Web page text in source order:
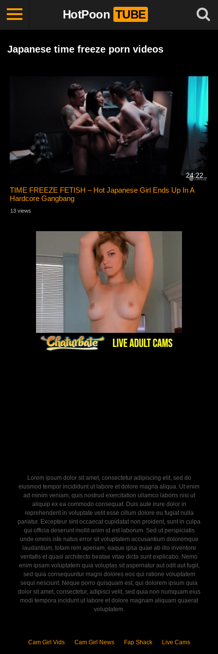
HotPoon TUBE
Japanese time freeze porn videos
24:22
TIME FREEZE FETISH – Hot Japanese Girl Ends Up In A
Hardcore Gangbang
13 views
Lorem ipsum dolor sit amet, consectetur adipiscing elit, sed do
eiusmod tempor incididunt ut labore et dolore magna aliqua. Ut enim
ad minim veniam, quis nostrud exercitation ullamco laboris nisi ut
aliquip ex ea commodo consequat. Duis aute irure dolor in
reprehenderit in voluptate velit esse cillum dolore eu fugiat nulla
pariatur. Excepteur sint occaecat cupidatat non proident, sunt in culpa
qui officia deserunt mollit anim id est laborum. Sed ut perspiciatis
unde omnis iste natus error sit voluptatem accusantium doloremque
laudantium, totam rem aperiam, eaque ipsa quae ab illo inventore
veritatis et quasi architecto beatae vitae dicta sunt explicabo. Nemo
enim ipsam voluptatem quia voluptas sit aspernatur aut odit aut fugit,
sed quia consequuntur magni dolores eos qui ratione voluptatem
sequi nesciunt. Neque porro quisquam est, qui dolorem ipsum quia
dolor sit amet, consectetur, adipisci velit, sed quia non numquam eius
modi tempora incidunt ut labore et dolore magnam aliquam quaerat
voluptatem.
Cam Girl Vids Cam Girl News Fap Shack Live Cams